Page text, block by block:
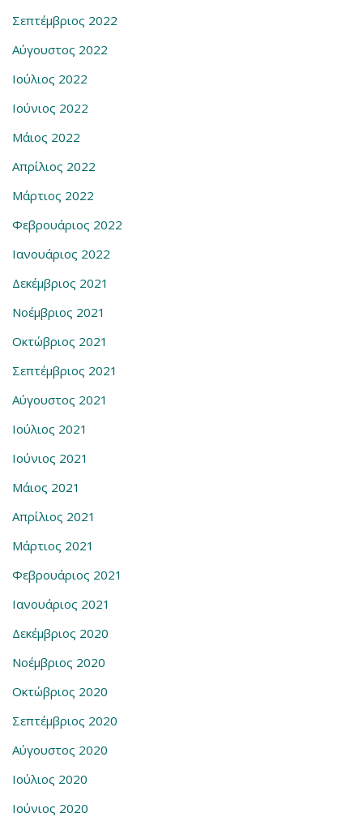
Σεπτέμβριος 2022
Αύγουστος 2022
Ιούλιος 2022
Ιούνιος 2022
Μάιος 2022
Απρίλιος 2022
Μάρτιος 2022
Φεβρουάριος 2022
Ιανουάριος 2022
Δεκέμβριος 2021
Νοέμβριος 2021
Οκτώβριος 2021
Σεπτέμβριος 2021
Αύγουστος 2021
Ιούλιος 2021
Ιούνιος 2021
Μάιος 2021
Απρίλιος 2021
Μάρτιος 2021
Φεβρουάριος 2021
Ιανουάριος 2021
Δεκέμβριος 2020
Νοέμβριος 2020
Οκτώβριος 2020
Σεπτέμβριος 2020
Αύγουστος 2020
Ιούλιος 2020
Ιούνιος 2020